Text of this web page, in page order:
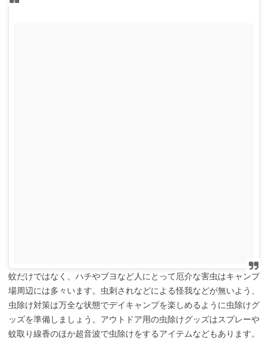
蚊だけではなく、ハチやブヨなど人にとって厄介な害虫はキャンプ
場周辺には多々います。虫刺されなどによる怪我などが無いよう、
虫除け対策は万全な状態でデイキャンプを楽しめるように虫除けグ
ッズを準備しましょう。アウトドア用の虫除けグッズはスプレーや
蚊取り線香のほか超音波で虫除けをするアイテムなどもあります。